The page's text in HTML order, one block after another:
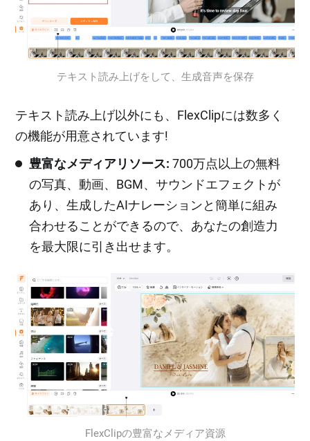
テキスト読み上げをして、生成音声を保存
テキスト読み上げ以外にも、FlexClipには数多く
の機能が用意されています!
豊富なメディアリソース:700万点以上の無料
の写真、動画、BGM、サウンドエフェクトが
あり、生成したAIナレーションと簡単に組み
合わせることができるので、あなたの創造力
を最大限に引き出せます。
FlexClipの豊富なメディア資源